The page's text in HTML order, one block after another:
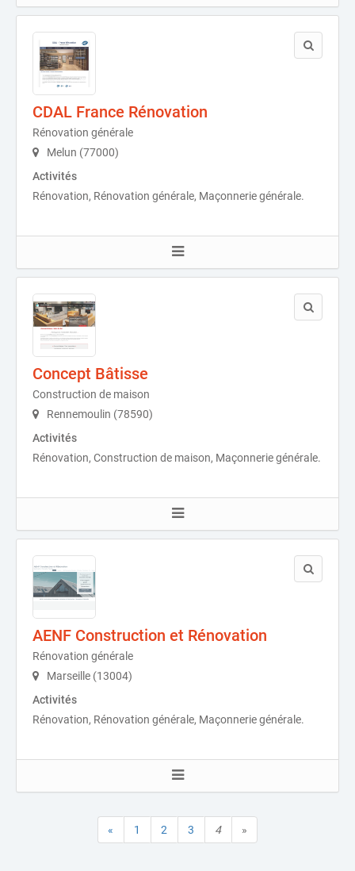
CDAL France Rénovation
Rénovation générale
Melun (77000)
Activités
Rénovation, Rénovation générale, Maçonnerie générale.
Concept Bâtisse
Construction de maison
Rennemoulin (78590)
Activités
Rénovation, Construction de maison, Maçonnerie générale.
AENF Construction et Rénovation
Rénovation générale
Marseille (13004)
Activités
Rénovation, Rénovation générale, Maçonnerie générale.
« 1 2 3 4 »